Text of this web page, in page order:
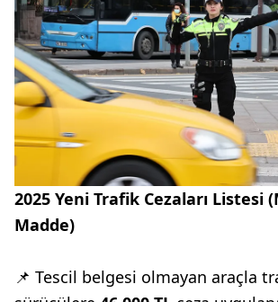
2025 Yeni Trafik Cezaları Listesi
Madde)
📌 Tescil belgesi olmayan araçla